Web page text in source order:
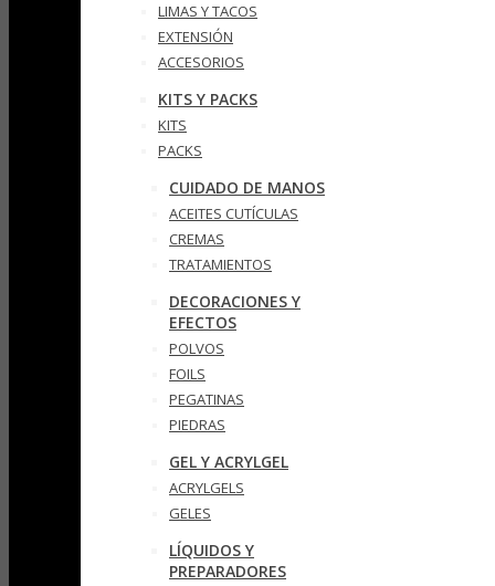
LIMAS Y TACOS
EXTENSIÓN
ACCESORIOS
KITS Y PACKS
KITS
PACKS
CUIDADO DE MANOS
ACEITES CUTÍCULAS
CREMAS
TRATAMIENTOS
DECORACIONES Y
EFECTOS
POLVOS
FOILS
PEGATINAS
PIEDRAS
GEL Y ACRYLGEL
ACRYLGELS
GELES
LÍQUIDOS Y
PREPARADORES